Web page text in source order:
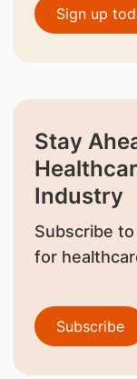
Sign up
Stay
Industry
Subscribe
for
Subscribe